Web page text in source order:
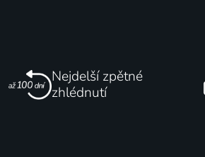
Nejdelší zpětné
zhlédnutí